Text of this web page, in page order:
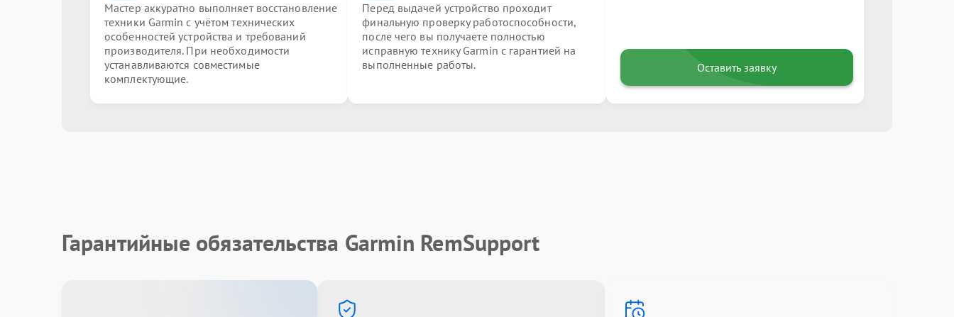
Мастер аккуратно выполняет восстановление
техники Garmin с учётом технических
особенностей устройства и требований
производителя. При необходимости
устанавливаются совместимые
комплектующие.
Перед выдачей устройство проходит
финальную проверку работоспособности,
после чего вы получаете полностью
исправную технику Garmin с гарантией на
выполненные работы.
Оставить заявку
Гарантийные обязательства Garmin RemSupport